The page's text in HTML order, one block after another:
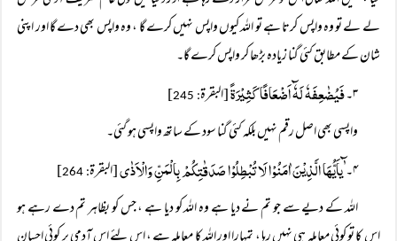
لے لے تو وہ واپس کرتا ہے تو اللہ کیوں واپس نہیں کرے گا ، وہ واپس بھی دے گا اور اپنی
شان کے مطابق کئی گنا زیادہ بڑھا کر واپس کرے گا۔
۳۔ فَیُضٰعِفَہٗ لَہٗٓ اَضْعَافًا کَثِیْرَۃً[البقرۃ: 245
]
واپسی بھی اصل رقم نہیں بلکہ کئی گنا سود کے ساتھ واپسی ہو گئی۔
۴۔ ٰٓیاَیُّھَا الَّذِیْنَ اٰمَنُوْا لَا تُبْطِلُوْا صَدَقٰتِکُمْ بِالْمَنِّ وَالْاَذٰی[البقرۃ: 264
]
اللہ کے دیے سے جو تم نے دیا ہے وہ اللہ کو دیا ہے ، جس کو بظاہر تم دے رہے ہو